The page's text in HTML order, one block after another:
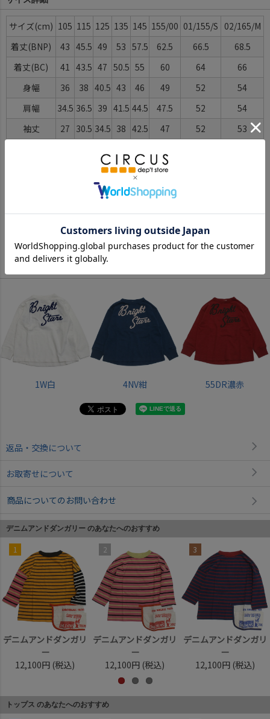
サイズ 105 115 125 135 145 155/00 01/155/S 02/165/M
着丈(BNP)
43 45.5 49 53 57.5 62.5 66.5
68.5
着丈(BC)
41 43.5 47 50.5 55 60 64
66
身幅
36 38 40.5 43 46 49 52
54
肩幅
34.5 36.5 39 41.5 44.5 47.5 52
54
袖丈
27 30.5 34.5 38 42.5 47 52
53
※BCはバックセンター（首から裾までの後中心）です。
※SNPはサイドネックポイント（肩から裾までの直線で計測した長
サイズ詳細について
1W白 4NV紺 55DR濃赤
返品・交換について
お取寄せについて
商品についてのお問い合わせ
デニムアンドダンガリー のあなたへのおすすめ
1
デニムアンドダンガリ
ー
12,100円 (税込)
2
デニムアンドダンガリ
ー
12,100円 (税込)
3
デニムアンドダンガリ
ー
12,100円 (税込)
トップス のあなたへのおすすめ